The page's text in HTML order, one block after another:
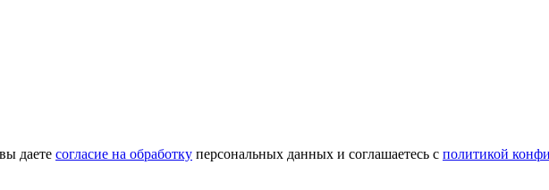
даете согласие на обработку персональных данных и соглашаетесь c политикой